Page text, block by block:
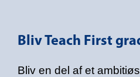
Bliv Teach First
Bliv en del af et